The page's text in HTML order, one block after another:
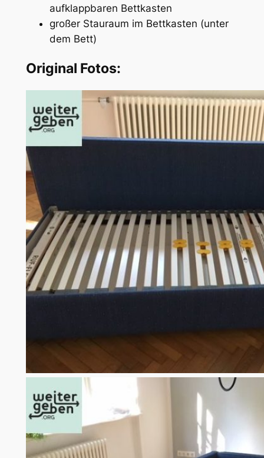
aufklappbaren Bettkasten
großer Stauraum im Bettkasten (unter
dem Bett)
Original Fotos: